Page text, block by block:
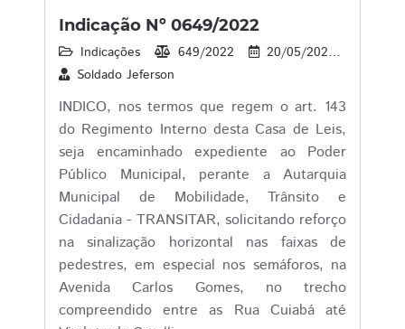
Indicação Nº 0649/2022
Indicações 649/2022 20/05/2022
Soldado Jeferson
INDICO, nos termos que regem o art. 143
do Regimento Interno desta Casa de Leis,
seja encaminhado expediente ao Poder
Público Municipal, perante a Autarquia
Municipal de Mobilidade, Trânsito e
Cidadania - TRANSITAR, solicitando reforço
na sinalização horizontal nas faixas de
pedestres, em especial nos semáforos, na
Avenida Carlos Gomes, no trecho
compreendido entre as Rua Cuiabá até